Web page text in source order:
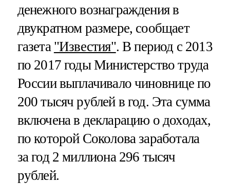
денежного вознаграждения в
двукратном размере, сообщает
газета "Известия". В период с 2013
по 2017 годы Министерство труда
России выплачивало чиновнице по
200 тысяч рублей в год. Эта сумма
включена в декларацию о доходах,
по которой Соколова заработала
за год 2 миллиона 296 тысяч
рублей.